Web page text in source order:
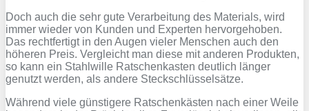
Doch auch die sehr gute Verarbeitung des Materials, wird
immer wieder von Kunden und Experten hervorgehoben.
Das rechtfertigt in den Augen vieler Menschen auch den
höheren Preis. Vergleicht man diese mit anderen Produkten,
so kann ein Stahlwille Ratschenkasten deutlich länger
genutzt werden, als andere Steckschlüsselsätze.
Während viele günstigere Ratschenkästen nach einer Weile